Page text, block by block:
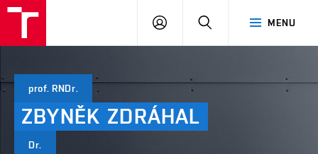
MENU
PŘIHLÁSIT
prof. RNDr.
ZBYNĚK ZDRÁHAL
Dr.